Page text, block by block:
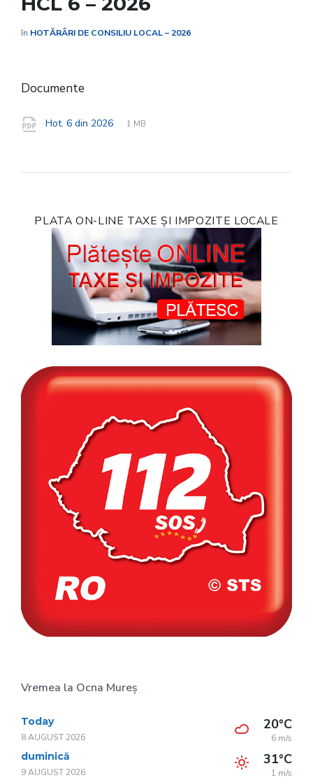
în HOTĂRÂRI DE CONSILIU LOCAL – 2026
Documente
Hot. 6 din 2026
File
pdf
File
1 MB
PLATA ON-LINE TAXE ȘI IMPOZITE LOCALE
Vremea la Ocna Mureș
Today
8 AUGUST 2026
20°C
6 m/s
duminică
9 AUGUST 2026
31°C
1 m/s